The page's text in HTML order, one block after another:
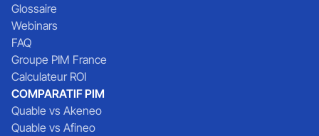
Glossaire
Webinars
FAQ
Groupe PIM France
Calculateur ROI
COMPARATIF PIM
Quable vs Akeneo
Quable vs Afineo